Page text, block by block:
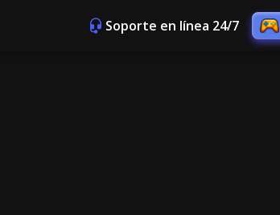
Soporte en línea 24/7